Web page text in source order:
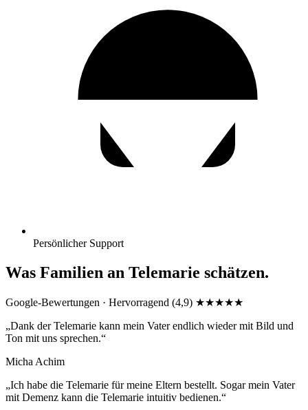
Persönlicher Support
Was Familien an Telemarie schätzen.
Google-Bewertungen · Hervorragend (4,9) ★★★★★
„Dank der Telemarie kann mein Vater endlich wieder mit Bild und
Ton mit uns sprechen.“
Micha Achim
„Ich habe die Telemarie für meine Eltern bestellt. Sogar mein Vater
mit Demenz kann die Telemarie intuitiv bedienen.“